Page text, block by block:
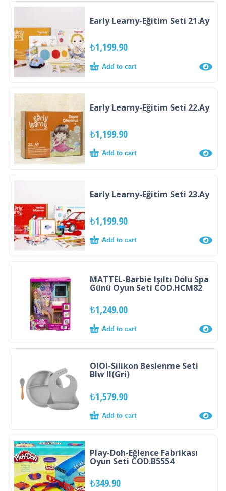
Early Learny-Eğitim Seti 21.Ay
₺1,199.90
Add to cart
Early Learny-Eğitim Seti 22.Ay
₺1,199.90
Add to cart
Early Learny-Eğitim Seti 23.Ay
₺1,199.90
Add to cart
MATTEL-Barbie Işıltı Dolu Spa
Günü Oyun Seti COD.HCM82
₺1,249.00
Add to cart
OIOI-Silikon Beslenme Seti
Blw II(Gri)
₺1,579.90
Add to cart
Play-Doh-Eğlence Fabrikası
Oyun Seti COD.B5554
₺349.90